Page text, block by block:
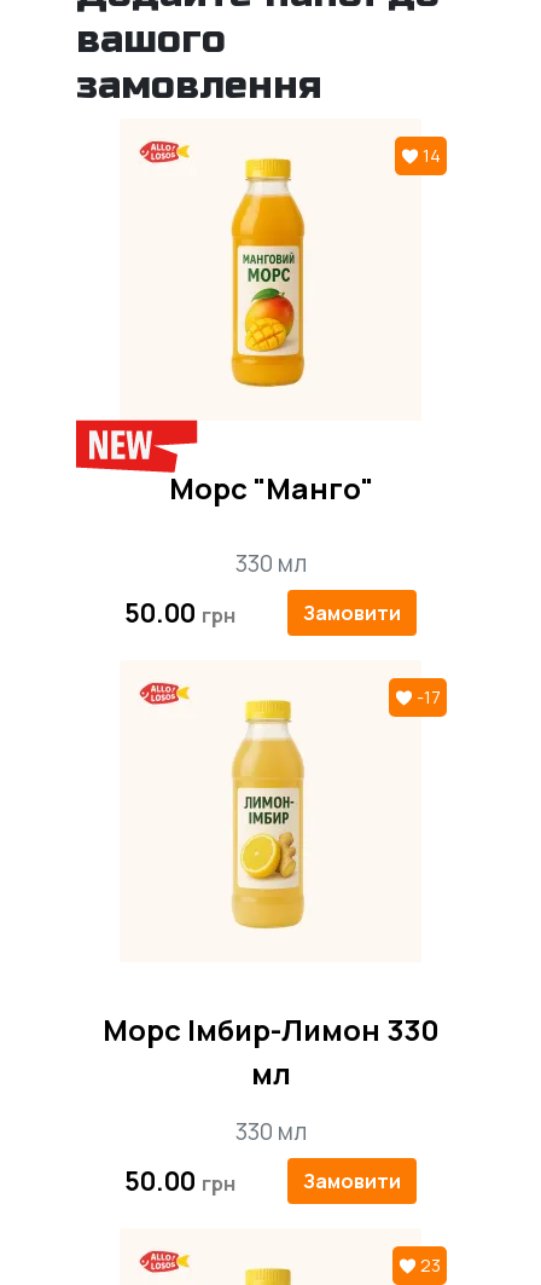
вашого
замовлення
14
Морс "Манго"
330 мл
50.00 Замовити
-17
Морс Імбир-Лимон 330
мл
330 мл
50.00 Замовити
23